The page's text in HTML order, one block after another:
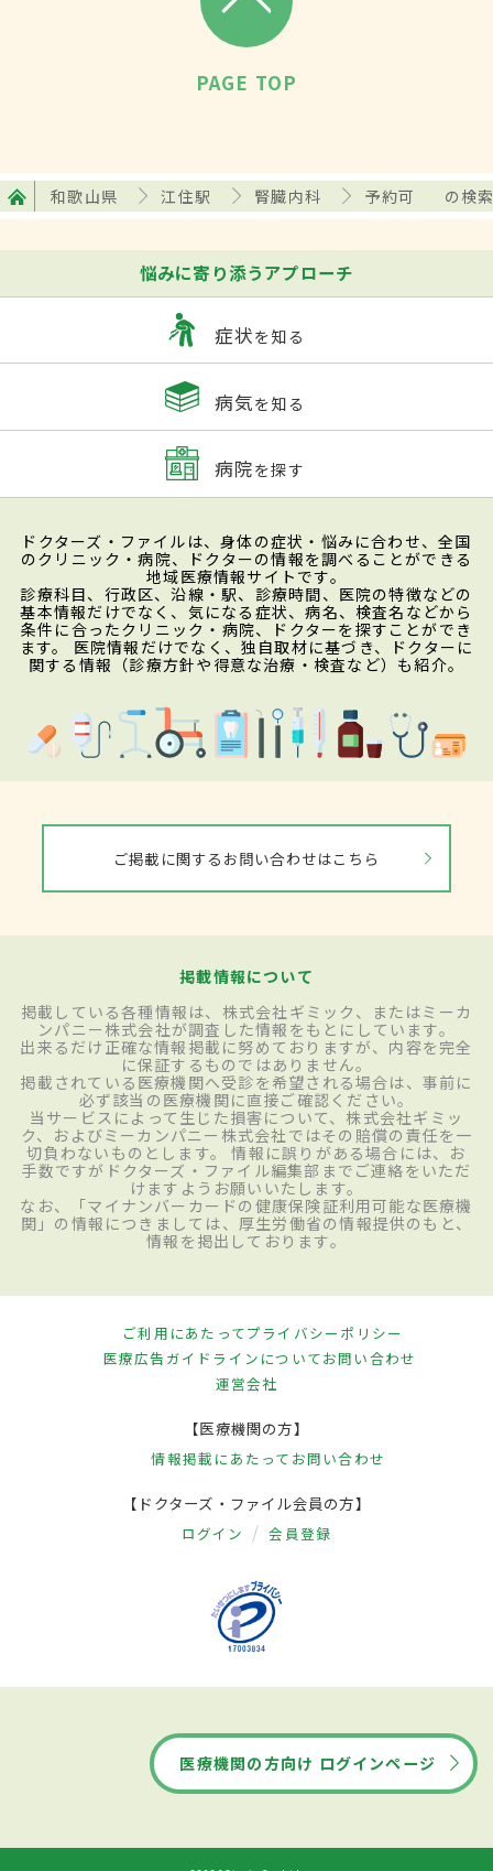
PAGE TOP
和歌山県 江住駅 腎臓内科 予約可 の検
悩みに寄り添うアプローチ
症状を知る
病気を知る
病院を探す
ドクターズ・ファイルは、身体の症状・悩みに合わせ、全国
のクリニック・病院、ドクターの情報を調べることができる
地域医療情報サイトです。
診療科目、行政区、沿線・駅、診療時間、医院の特徴などの
基本情報だけでなく、気になる症状、病名、検査名などから
条件に合ったクリニック・病院、ドクターを探すことができ
ます。 医院情報だけでなく、独自取材に基づき、ドクターに
関する情報（診療方針や得意な治療・検査など）も紹介。
ご掲載に関するお問い合わせはこちら
掲載情報について
掲載している各種情報は、株式会社ギミック、またはミーカ
ンパニー株式会社が調査した情報をもとにしています。
出来るだけ正確な情報掲載に努めておりますが、内容を完全
に保証するものではありません。
掲載されている医療機関へ受診を希望される場合は、事前に
必ず該当の医療機関に直接ご確認ください。
当サービスによって生じた損害について、株式会社ギミッ
ク、およびミーカンパニー株式会社ではその賠償の責任を一
切負わないものとします。 情報に誤りがある場合には、お
手数ですがドクターズ・ファイル編集部までご連絡をいただ
けますようお願いいたします。
なお、「マイナンバーカードの健康保険証利用可能な医療機
関」の情報につきましては、厚生労働省の情報提供のもと、
情報を掲出しております。
ご利用にあたってプライバシーポリシー
医療広告ガイドラインについてお問い合わせ
運営会社
【医療機関の方】
情報掲載にあたって お問い合わせ
【ドクターズ・ファイル会員の方】
ログイン 会員登録
医療機関の方向け ログインページ